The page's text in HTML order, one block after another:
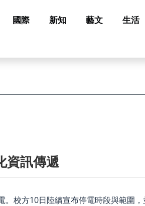
國際 新知 藝文 生活
資訊傳遞
。校方10日陸續宣布停電時段與範圍